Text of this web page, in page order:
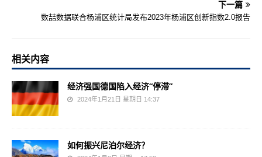
下一篇
数喆数据联合杨浦区统计局发布2023年杨浦区创新指数2.0报告
相关内容
经济强国德国陷入经济“停滞”
2024年1月21日 星期日 14:37
如何振兴尼泊尔经济？